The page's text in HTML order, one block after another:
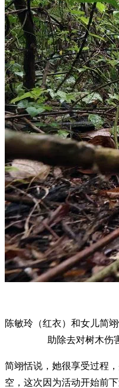
陈敏玲（红衣）和女儿简
助除去对树木伤
简翊恬说，她很享受过程
空，这次因为活动开始前